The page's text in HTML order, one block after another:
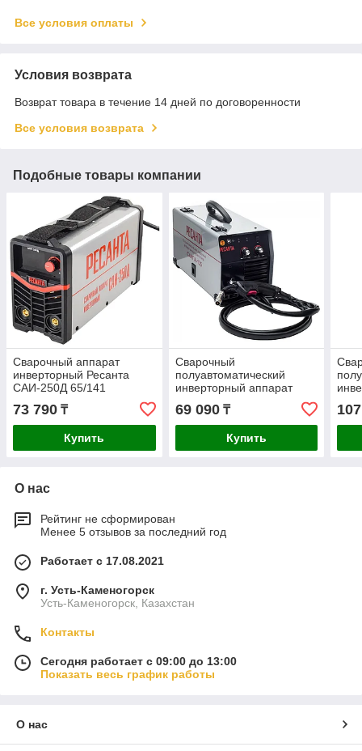
Все условия оплаты
Условия возврата
Возврат товара в течение 14 дней по договоренности
Все условия возврата
Подобные товары компании
Сварочный аппарат
инверторный Ресанта
САИ-250Д 65/141
73 790 ₸
Купить
Сварочный
полуавтоматический
инверторный аппарат
Ресанта САИПА-135 65/7
69 090₸
Купить
О нас
Рейтинг не сформирован
Менее 5 отзывов за последний год
Работает с 17.08.2021
г. Усть-Каменогорск
Усть-Каменогорск, Казахстан
Контакты
Сегодня работает с 09:00 до 13:00
Показать весь график работы
О нас